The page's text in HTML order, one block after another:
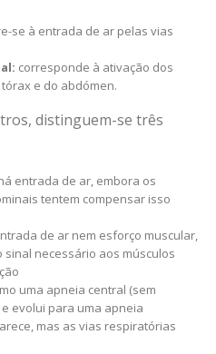
se à entrada de ar pelas vias
corresponde à ativação dos
e do abdómen.
distinguem-se três
entrada de ar, embora os
tentem compensar isso
de ar nem esforço muscular,
necessário aos músculos
uma apneia central (sem
evolui para uma apneia
mas as vias respiratórias